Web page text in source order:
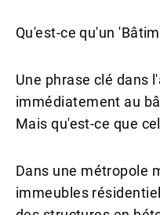
Qu'est-ce qu'un
Une phrase clé dans
immédiatement au
Mais qu'est-ce que
Dans une métropole
immeubles